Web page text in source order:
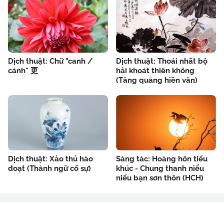
Dịch thuật: Chữ "canh /
cánh" 更
Dịch thuật: Thoái nhất bộ
hải khoát thiên không
(Tăng quảng hiền văn)
Dịch thuật: Xảo thủ hào
đoạt (Thành ngữ cố sự)
Sáng tác: Hoàng hôn tiểu
khúc - Chung thanh niểu
niểu bạn sơn thôn (HCH)